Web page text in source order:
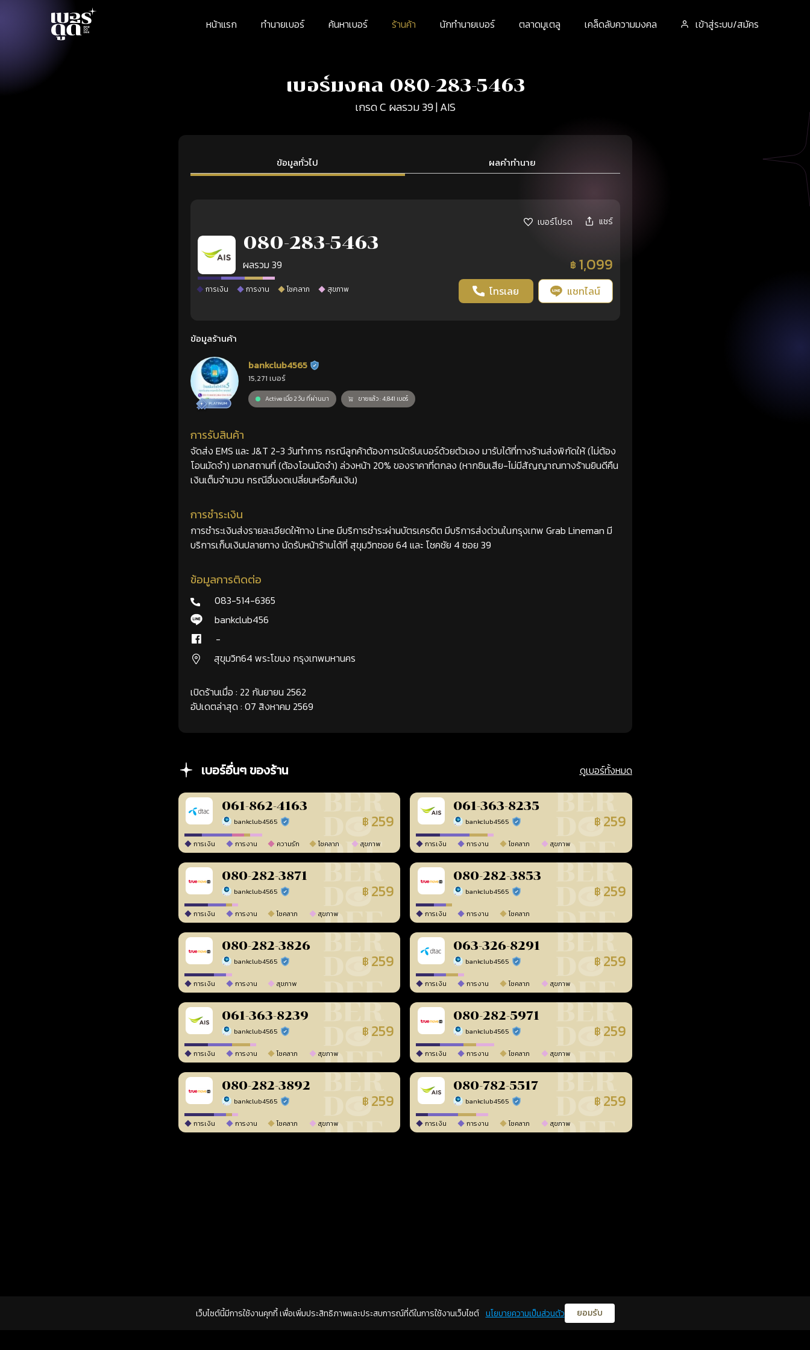
หน้าแรก ทำนายเบอร์ ค้นหาเบอร์ ร้านค้า นักทำนายเบอร์ ตลาดมูเตลู เคล็ดลับความมงคล เข้าสู่ระบบ/สมัคร
เบอร์มงคล 080-283-5463
เกรด C ผลรวม 39 | AIS
ข้อมูลทั่วไป ผลคำทำนาย
เบอร์โปรด แชร์
080-283-5463
ผลรวม 39 ฿ 1,099
การเงิน การงาน โชคลาภ สุขภาพ โทรเลย แชทไลน์
ข้อมูลร้านค้า
bankclub4565 ร้านยืนยันแล้ว
15,271 เบอร์
Active เมื่อ 2 วัน ที่ผ่านมา ขายแล้ว : 4,841 เบอร์
การรับสินค้า
จัดส่ง EMS และ J&T 2-3 วันทำการ กรณีลูกค้าต้องการนัดรับเบอร์ด้วยตัวเอง มารับได้ที่ทางร้านส่งพิกัดให้ (ไม่ต้อง
โอนมัดจำ) นอกสถานที่ (ต้องโอนมัดจำ) ล่วงหน้า 20% ของราคาที่ตกลง (หากซิมเสีย-ไม่มีสัญญาณทางร้านยินดีคืน
เงินเต็มจำนวน กรณีอื่นงดเปลี่ยนหรือคืนเงิน)
การชำระเงิน
การชำระเงินส่งรายละเอียดให้ทาง Line มีบริการชำระผ่านบัตรเครดิต มีบริการส่งด่วนในกรุงเทพ Grab Lineman มี
บริการเก็บเงินปลายทาง นัดรับหน้าร้านได้ที่ สุขุมวิทซอย 64 และ โชคชัย 4 ซอย 39
ข้อมูลการติดต่อ
083-514-6365
bankclub456
-
สุขุมวิท64 พระโขนง กรุงเทพมหานคร
เปิดร้านเมื่อ : 22 กันยายน 2562
อัปเดตล่าสุด : 07 สิงหาคม 2569
เบอร์อื่นๆ ของร้าน ดูเบอร์ทั้งหมด
061-862-4163
bankclub4565 ร้านยืนยันแล้ว ฿ 259
การเงิน การงาน ความรัก โชคลาภ สุขภาพ
061-363-8235
bankclub4565 ร้านยืนยันแล้ว ฿ 259
การเงิน การงาน โชคลาภ สุขภาพ
080-282-3871
bankclub4565 ร้านยืนยันแล้ว ฿ 259
การเงิน การงาน โชคลาภ สุขภาพ
080-282-3853
bankclub4565 ร้านยืนยันแล้ว ฿ 259
การเงิน การงาน โชคลาภ
080-282-3826
bankclub4565 ร้านยืนยันแล้ว ฿ 259
การเงิน การงาน สุขภาพ
063-326-8291
bankclub4565 ร้านยืนยันแล้ว ฿ 259
การเงิน การงาน โชคลาภ สุขภาพ
061-363-8239
bankclub4565 ร้านยืนยันแล้ว ฿ 259
การเงิน การงาน โชคลาภ สุขภาพ
080-282-5971
bankclub4565 ร้านยืนยันแล้ว ฿ 259
การเงิน การงาน โชคลาภ สุขภาพ
080-282-3892
bankclub4565 ร้านยืนยันแล้ว ฿ 259
การเงิน การงาน โชคลาภ สุขภาพ
080-782-5517
bankclub4565 ร้านยืนยันแล้ว ฿ 259
การเงิน การงาน โชคลาภ สุขภาพ
เว็บไซต์นี้มีการใช้งานคุกกี้ เพื่อเพิ่มประสิทธิภาพและประสบการณ์ที่ดีในการใช้งานเว็บไซต์ นโยบายความเป็นส่วนตัว ยอมรับ